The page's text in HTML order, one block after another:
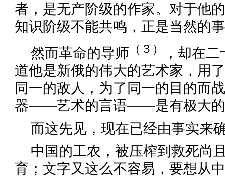
者，是无产阶级的作家。对于他
知识阶级不能共鸣，正是当然的
然而革命的导师 （３）
，却在
道他是新俄的伟大的艺术家，用
同一的敌人，为了同一的目的而
器——艺术的言语——是有极大的
而这先见，现在已经由事实来
中国的工农，被压榨到救死尚
育；文字又这么不容易，要想从